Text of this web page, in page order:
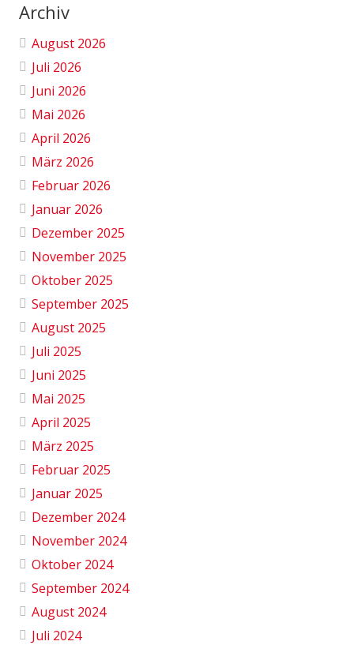
Archiv
August 2026
Juli 2026
Juni 2026
Mai 2026
April 2026
März 2026
Februar 2026
Januar 2026
Dezember 2025
November 2025
Oktober 2025
September 2025
August 2025
Juli 2025
Juni 2025
Mai 2025
April 2025
März 2025
Februar 2025
Januar 2025
Dezember 2024
November 2024
Oktober 2024
September 2024
August 2024
Juli 2024